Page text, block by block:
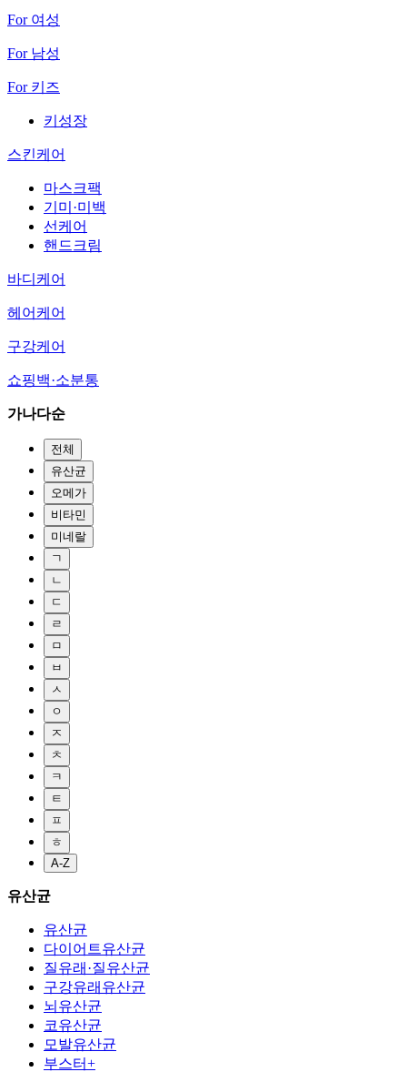
For 여성
For 남성
For 키즈
키성장
스킨케어
마스크팩
기미·미백
선케어
핸드크림
바디케어
헤어케어
구강케어
쇼핑백·소분통
가나다순
전체
유산균
오메가
비타민
미네랄
ㄱ
ㄴ
ㄷ
ㄹ
ㅁ
ㅂ
ㅅ
ㅇ
ㅈ
ㅊ
ㅋ
ㅌ
ㅍ
ㅎ
A-Z
유산균
유산균
다이어트유산균
질유래·질유산균
구강유래유산균
뇌유산균
코유산균
모발유산균
부스터+